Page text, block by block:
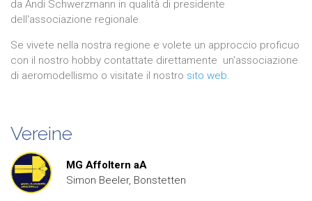
da Andi Schwerzmann in qualità di presidente
dell'associazione regionale.
Se vivete nella nostra regione e volete un approccio proficuo
con il nostro hobby contattate direttamente un'associazione
di aeromodellismo o visitate il nostro sito web.
Vereine
MG Affoltern aA
Simon Beeler, Bonstetten